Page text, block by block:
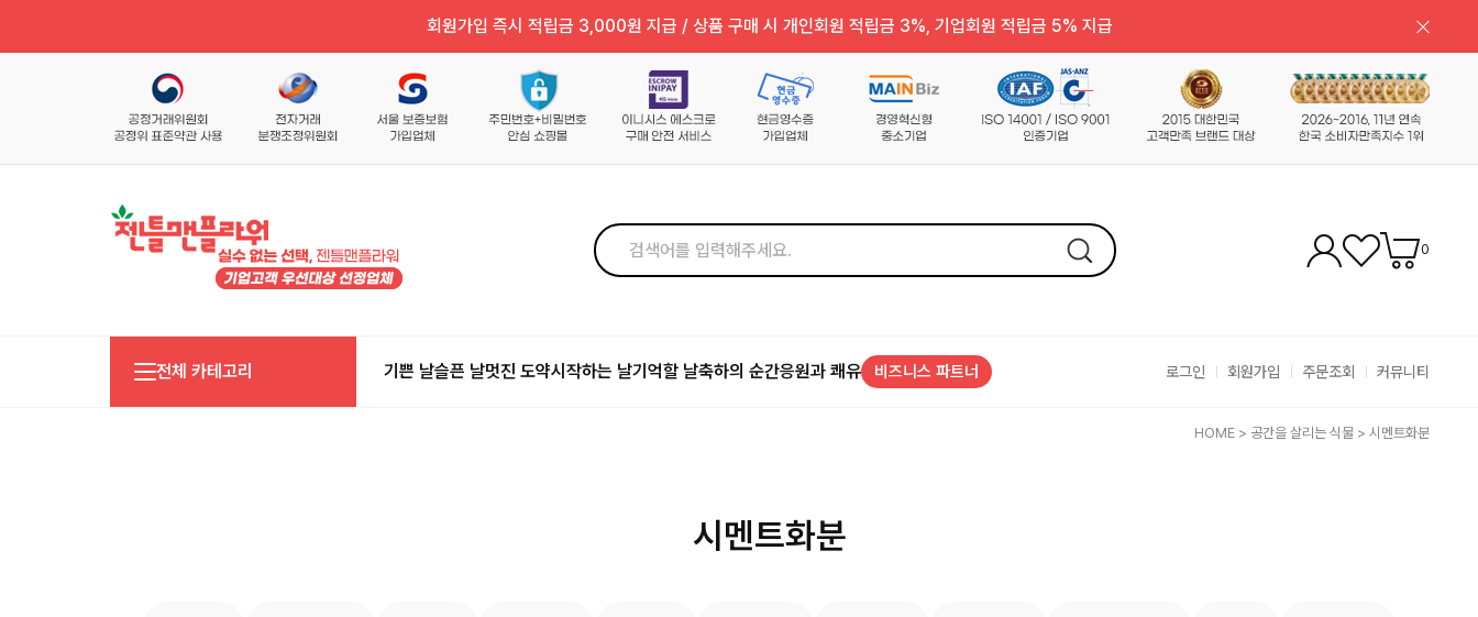
회원가입 즉시 적립금 3,000원 지급 / 상품 구매 시 개인회원 적립금 3%, 기업회원 적립금 5% 지급
0
전체 카테고리 기쁜 날슬픈 날멋진 도약시작하는 날기억할 날축하의 순간응원과 쾌유 비즈니스 파트너 로그인 회원가입 주문조회 커뮤니티
HOME > 공간을 살리는 식물 > 시멘트화분
시멘트화분